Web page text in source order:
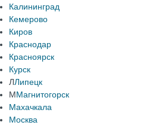
Калининград
Кемерово
Киров
Краснодар
Красноярск
Курск
ЛЛипецк
ММагнитогорск
Махачкала
Москва